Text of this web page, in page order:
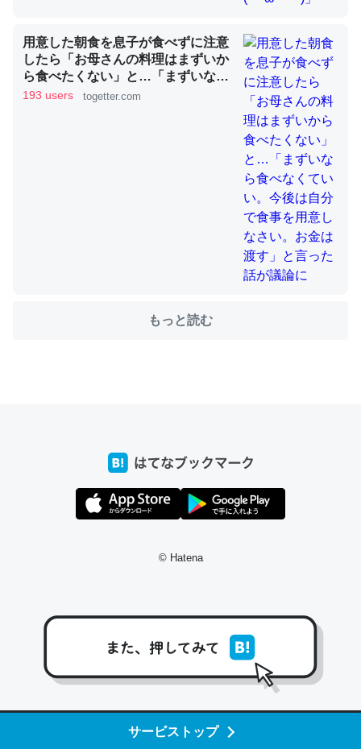
サービストップ
ちょうど同じ理由でEcho Show 8を設定中でした。Prime
とかSpotifyを支払う孝行もできる。一生で親と会える残
り時間を日数にすると1週間とかの人が多いそうだけど、
それを実質100倍以上に伸ばす効果があるはず……
─たまにLINEするくらいだった遠方の父67歳と僕。ITツール導入で
コミュニケーションが劇的に変化した｜tayorini by LIFULL介護
回線代ほとんどかからないですよ。参考：
これ作ろう。/早速夕食に作った！本当にスナップえんどう
ットペッパーグルメ
けど、読み方が違うだけで同じものを指すのか、また違う
用意した朝食を息子が食べずに注意
したら「お母さんの料理はまずいか
ら食べたくない」と…「まずいなら
食べなくていい。今後は自分で食事
193 users togetter.com
もっと読む
© Hatena